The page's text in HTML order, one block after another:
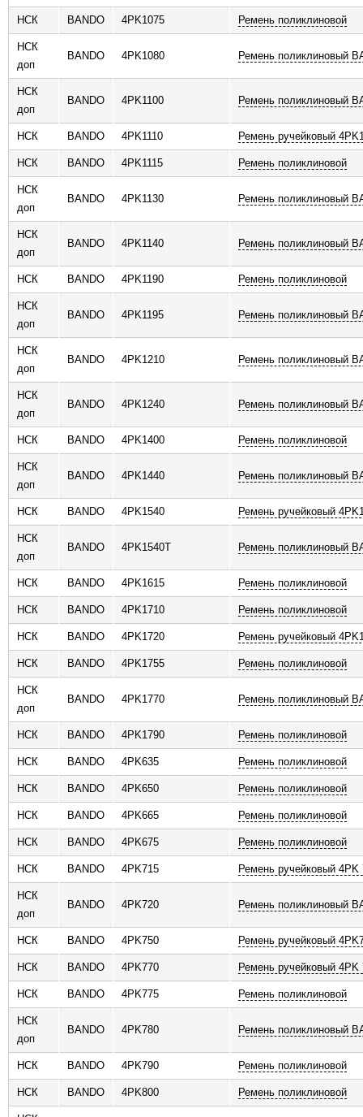
НСК BANDO 4PK1075 Ремень поликлиновой
НСК
доп
BANDO 4PK1080 Ремень поликлиновый
НСК
доп
BANDO 4PK1100 Ремень поликлиновый
НСК BANDO 4PK1110 Ремень ручейковый
НСК BANDO 4PK1115 Ремень поликлиновой
НСК
доп
BANDO 4PK1130 Ремень поликлиновый
НСК
доп
BANDO 4PK1140 Ремень поликлиновый
НСК BANDO 4PK1190 Ремень поликлиновой
НСК
доп
BANDO 4PK1195 Ремень поликлиновый
НСК
доп
BANDO 4PK1210 Ремень поликлиновый
НСК
доп
BANDO 4PK1240 Ремень поликлиновый
НСК BANDO 4PK1400 Ремень поликлиновой
НСК
доп
BANDO 4PK1440 Ремень поликлиновый
НСК BANDO 4PK1540 Ремень ручейковый
НСК
доп
BANDO 4PK1540T Ремень поликлиновый
НСК BANDO 4PK1615 Ремень поликлиновой
НСК BANDO 4PK1710 Ремень поликлиновой
НСК BANDO 4PK1720 Ремень ручейковый
НСК BANDO 4PK1755 Ремень поликлиновой
НСК
доп
BANDO 4PK1770 Ремень поликлиновый
НСК BANDO 4PK1790 Ремень поликлиновой
НСК BANDO 4PK635 Ремень поликлиновой
НСК BANDO 4PK650 Ремень поликлиновой
НСК BANDO 4PK665 Ремень поликлиновой
НСК BANDO 4PK675 Ремень поликлиновой
НСК BANDO 4PK715 Ремень ручейковый 4PK
НСК
доп
BANDO 4PK720 Ремень поликлиновый
НСК BANDO 4PK750 Ремень ручейковый
НСК BANDO 4PK770 Ремень ручейковый 4PK
НСК BANDO 4PK775 Ремень поликлиновой
НСК
доп
BANDO 4PK780 Ремень поликлиновый
НСК BANDO 4PK790 Ремень поликлиновой
НСК BANDO 4PK800 Ремень поликлиновой